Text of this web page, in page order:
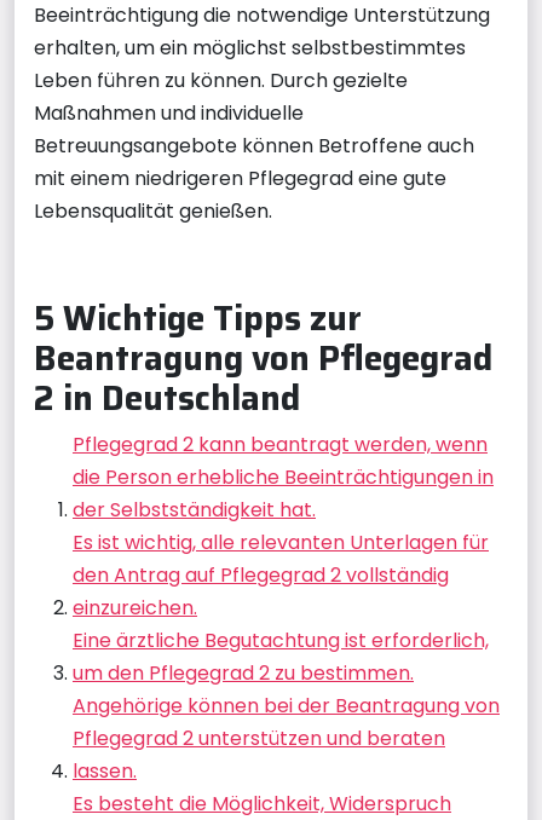
Beeinträchtigung die notwendige Unterstützung
erhalten, um ein möglichst selbstbestimmtes
Leben führen zu können. Durch gezielte
Maßnahmen und individuelle
Betreuungsangebote können Betroffene auch
mit einem niedrigeren Pflegegrad eine gute
Lebensqualität genießen.
5 Wichtige Tipps zur
Beantragung von Pflegegrad
2 in Deutschland
Pflegegrad 2 kann beantragt werden, wenn
die Person erhebliche Beeinträchtigungen in
der Selbstständigkeit hat.
Es ist wichtig, alle relevanten Unterlagen für
den Antrag auf Pflegegrad 2 vollständig
einzureichen.
Eine ärztliche Begutachtung ist erforderlich,
um den Pflegegrad 2 zu bestimmen.
Angehörige können bei der Beantragung von
Pflegegrad 2 unterstützen und beraten
lassen.
Es besteht die Möglichkeit, Widerspruch